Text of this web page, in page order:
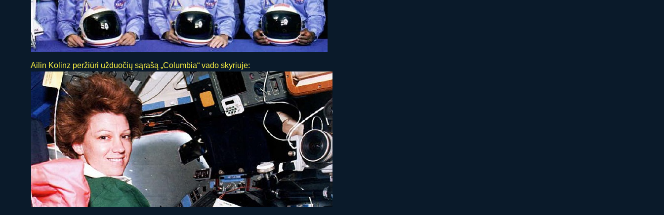
Ailin Kolinz peržiūri užduočių sąrašą „Columbia“ vado skyriuje: